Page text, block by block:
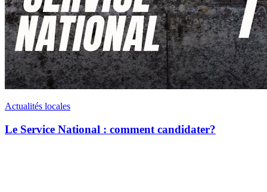
Actualités locales
Le Service National : comment candidater?